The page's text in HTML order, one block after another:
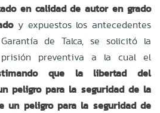
en calidad de autor en grado
y expuestos los antecedentes
de Talca, se solicitó la
preventiva a la cual el
que la libertad del
peligro para la seguridad de la
un peligro para la seguridad de